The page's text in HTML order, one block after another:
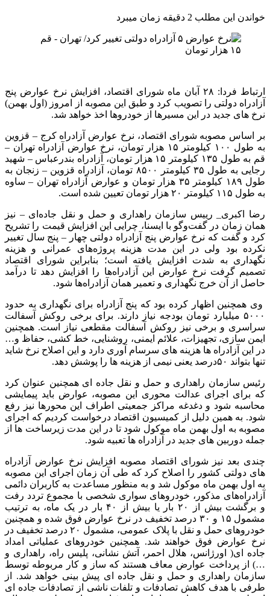
خواندن این مطلب 2 دقیقه زمان میبرد
ارتباط فردا: ۲۸ آبان ماه شورای اقتصاد، افزایش نرخ عوارض پنج
آزادراه دولتی را تصویب کرد و طبق این مصوبه از امروز (اول بهمن)
نرخ های جدید در این مسیرها از خودروها اخذ خواهد شد.
بر اساس مصوبه شورای اقتصاد، نرخ عوارض آزادراه کرج – قزوین
به طول ۱۰۰ کیلومتر ۱۵ هزار تومان، نرخ عوارض آزادراه تهران –
قم به طول ۱۳۵ کیلومتر ۱۵ هزار تومان، آزادراه بندرعباس – شهید
رجایی به طول ۳۵ کیلومتر ۸۵۰۰ تومان، آزادراه قزوین – زنجان به
طول ۱۸۹ کیلومتر ۳۵ هزار تومان و عوارض آزادراه تهران – ساوه
به طول ۱۱۵ کیلومتر ۲۰ هزار تومان تعیین شده است.
رضا اکبری_ رییس سازمان راهداری و حمل و نقل جاده‌ای – نیز
همان زمان در گفت‌وگو با ایسنا، چرایی این افزایش قیمت را تشریح
کرد و گفت که نرخ عوارض پنج آزادراه دولتی چهار – پنج سال تغییر
نکرده بود ولی در این مدت هزینه پروژه‌های عمرانی و هزینه
نگهداری به شدت افزایش یافته است؛ بنابراین شورای اقتصاد
تصمیم گرفت نرخ عوارض این آزادراه‌ها را افزایش دهد تا درآمد
حاصل از آن خرج نگهداری و تعمیر همان آزادراه‌ها شود.
وی همچنین اظهار کرده بود که پنج آزادراه برای نگهداری به حدود
۵۰۰۰ میلیارد تومان بودجه نیاز دارند. برای برخی روکش آسفالت
سراسری و برخی نیز روکش آسفالت مقطعی نیاز است. همچنین
ایمن سازی، تجهیزات، علائم ایمنی، روشنایی، خط کشی، حفاظ و…
در این آزادراه ها هزینه های سرسام آوری دارد و این اصلاح نرخ شاید
تنها بتواند ۵۰درصد یعنی نیمی از هزینه ها را پوشش دهد.
رئیس سازمان راهداری و حمل و نقل جاده ای همچنین عنوان کرد
که برای اجرای عدالت محوری این مصوبه، عوارض باید پیمایشی
محاسبه شود و دغدغه مراکز جمعیتی اطراف این محورها نیز رفع
شود. به همین دلیل از کمیسیون اقتصاد درخواست کردیم که اجرای
مصوبه به اول بهمن ماه موکول شود تا در این مدت زیرساخت ها از
جمله دوربین های جدید در آزادراه ها تعبیه شود.
چندی بعد نیز شورای اقتصاد مصوبه افزایش نرخ عوارض آزادراه
های دولتی کشور را اصلاح کرد که طی آن زمان اجرای این مصوبه
به اول بهمن ماه موکول شد و به منظور مساعدت به کاربران دائمی
آزادراه‌های مذکور، خودروهای سواری شخصی با مجموع تردد رفت
و برگشت بیش از ۲۰ بار یا بیش از ۴۰ بار در یک ماه، به ترتیب
مشمول ۱۵ و ۳۰ درصد تخفیف در نرخ عوارض فوق شده و همچنین
خودروهای حمل و نقل با پلاک عمومی، مشمول ۲۰ درصد تخفیف در
نرخ عوارض فوق خواهند شد. همچنین خودروهای عملیاتی امداد
جاده ای( اورژانس، هلال احمر، آتش نشانی، پلیس راه، راهداری و
…) از پرداخت عوارض معاف هستند که ساز و کار مربوطه توسط
سازمان راهداری و حمل و نقل جاده ای پیش بینی خواهد شد. از
طرفی با هدف کاهش تصادفات و تلفات ناشی از تصادفات جاده ای